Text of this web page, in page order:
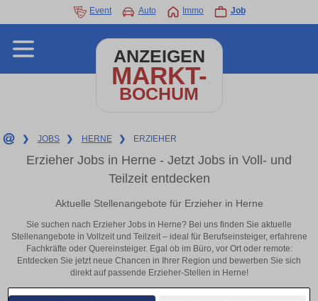
Event Auto Immo Job
ANZEIGEN
MARKT-
BOCHUM
❯ JOBS ❯ HERNE ❯ ERZIEHER
Erzieher Jobs in Herne - Jetzt Jobs in Voll- und
Teilzeit entdecken
Aktuelle Stellenangebote für Erzieher in Herne
Sie suchen nach Erzieher Jobs in Herne? Bei uns finden Sie aktuelle
Stellenangebote in Vollzeit und Teilzeit – ideal für Berufseinsteiger, erfahrene
Fachkräfte oder Quereinsteiger. Egal ob im Büro, vor Ort oder remote:
Entdecken Sie jetzt neue Chancen in Ihrer Region und bewerben Sie sich
direkt auf passende Erzieher-Stellen in Herne!